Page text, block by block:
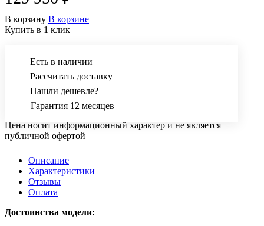
В корзину В корзине
Купить в 1 клик
Есть в наличии
Рассчитать доставку
Нашли дешевле?
Гарантия 12 месяцев
Цена носит информационный характер и не является
публичной офертой
Описание
Характеристики
Отзывы
Оплата
Достоинства модели: